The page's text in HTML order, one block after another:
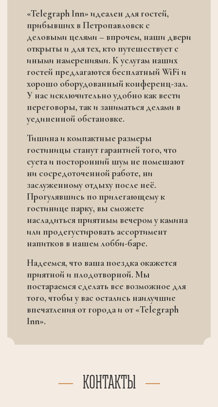
«Telegraph Inn» идеален для гостей,
прибывших в Петропавловск с
деловыми целями – впрочем, наши двери
открыты и для тех, кто путешествует с
иными намерениями. К услугам наших
гостей предлагаются бесплатный WiFi и
хорошо оборудованный конференц-зал.
У нас исключительно удобно как вести
переговоры, так и заниматься делами в
уединенной обстановке.
Тишина и компактные размеры
гостиницы станут гарантией того, что
суета и посторонний шум не помешают
ни сосредоточенной работе, ни
заслуженному отдыху после неё.
Прогулявшись по прилегающему к
гостинице парку, вы сможете
насладиться приятным вечером у камина
или продегустировать ассортимент
напитков в нашем лобби-баре.
Надеемся, что ваша поездка окажется
приятной и плодотворной. Мы
постараемся сделать все возможное для
того, чтобы у вас остались наилучшие
впечатления от города и от «Telegraph
Inn».
КОНТАКТЫ